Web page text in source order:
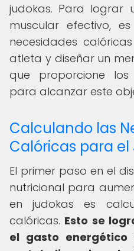
judokas. Para lograr
muscular efectivo,
necesidades
atleta y diseñar un
que proporcione los
para alcanzar este
Calculando las
Calóricas para el
El primer paso en el
nutricional para
en judokas es
calóricas. Esto se
el gasto